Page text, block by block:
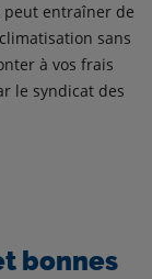
peut entraîner de
sans
à vos frais
le syndicat des
bonnes